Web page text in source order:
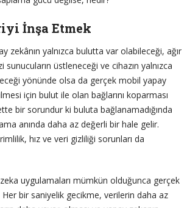
İnşa Etmek
zekânın yalnızca bulutta var olabileceği, ağır
üstleneceği ve cihazın yalnızca
yönünde olsa da gerçek mobil yapay
için bulut ile olan bağlarını koparması
bir sorundur ki buluta bağlanamadığında
anında daha az değerli bir hale gelir.
hız ve veri gizliliği sorunları da
uygulamaları mümkün olduğunca gerçek
Her bir saniyelik gecikme, verilerin daha az